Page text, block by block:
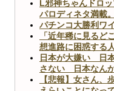
L邪神ちゃんドロ
パロディネタ満載
パチンコ大勝利ワ
「近年稀に見るど
想進路に困惑する
日本が大嫌い 日
さない 日本なん
【悲報】女さん、